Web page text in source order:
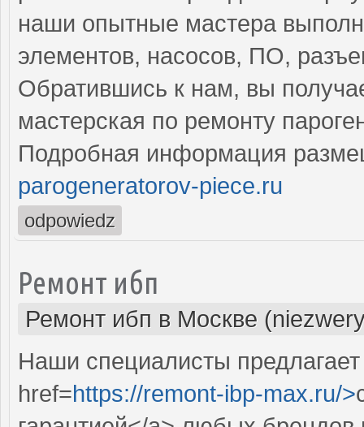
наши опытные мастера
элементов, насосов, ПО,
Обратившись к нам, вы
мастерская по ремонту
Подробная информация
parogeneratorov-piece.ru
odpowiedz
Ремонт ибп
Ремонт ибп в Москве
Наши специалисты
href=https://remont-ibp-max.ru/>